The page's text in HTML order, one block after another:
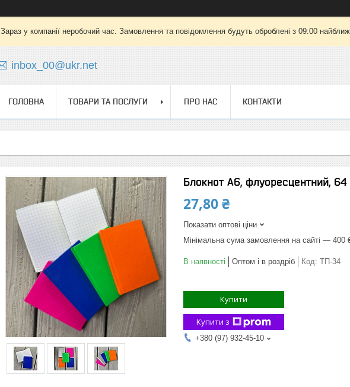
Зараз у компанії неробочий час. Замовлення та повідомлення будуть оброблені з 09:00
inbox_00@ukr.net
ГОЛОВНА ТОВАРИ ТА ПОСЛУГИ ПРО НАС КОНТАКТИ
Блокнот А6, флуоресцентний, 64
27,80 ₴
Показати оптові ціни
Мінімальна сума замовлення на сайті — 400
В наявності Оптом і в роздріб Код: ТП-34
Купити
Купити з
+380 (97) 932-45-10